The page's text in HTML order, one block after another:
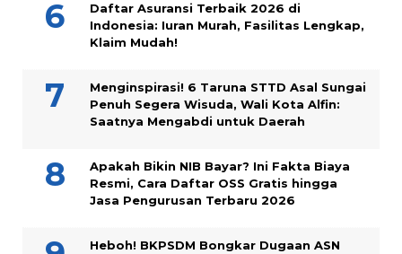
Daftar Asuransi Terbaik 2026 di
Indonesia: Iuran Murah, Fasilitas Lengkap,
Klaim Mudah!
Menginspirasi! 6 Taruna STTD Asal Sungai
Penuh Segera Wisuda, Wali Kota Alfin:
Saatnya Mengabdi untuk Daerah
Apakah Bikin NIB Bayar? Ini Fakta Biaya
Resmi, Cara Daftar OSS Gratis hingga
Jasa Pengurusan Terbaru 2026
Heboh! BKPSDM Bongkar Dugaan ASN